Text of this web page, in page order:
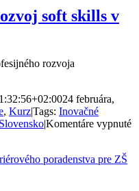
soft skills v
rozvoja
24 februára,
, Kurz|Tags: Inovačné
Slovensko|Komentáre vypnuté
poradenstva pre ZŠ